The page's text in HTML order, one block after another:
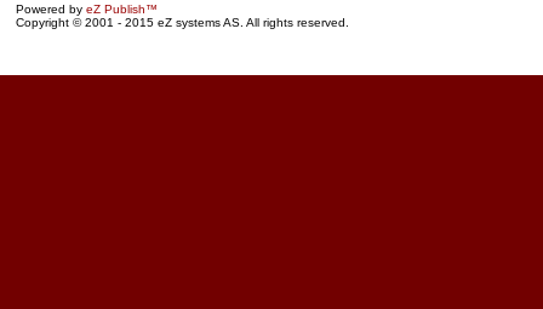
Powered by eZ Publish™
Copyright © 2001 - 2015 eZ systems AS. All rights reserved.